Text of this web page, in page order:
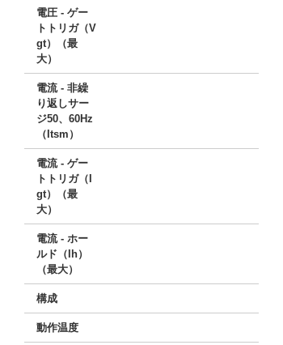
電圧 - ゲー
トトリガ（V
gt）（最
大）
電流 - 非繰
り返しサー
ジ50、60Hz
（Itsm）
電流 - ゲー
トトリガ（I
gt）（最
大）
電流 - ホー
ルド（Ih）
（最大）
構成
動作温度